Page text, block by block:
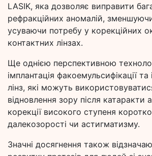
LASIK, яка дозволяє виправити
рефракційних аномалій,
усуваючи потребу у корекційних
контактних лінзах.
Ще однією перспективною
імплантація факоемульсифікації
лінз, які можуть
відновлення зору після катаракти
корекції високого ступеня
далекозорості чи астигматизму.
Значні досягнення також